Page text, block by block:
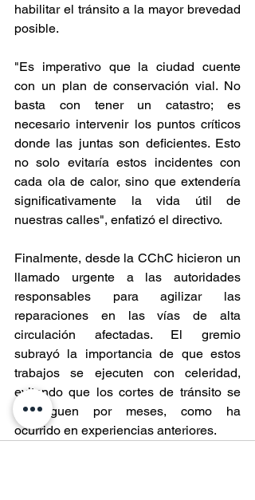
habilitar el tránsito a la mayor brevedad
posible.
"Es imperativo que la ciudad cuente
con un plan de conservación vial. No
basta con tener un catastro; es
necesario intervenir los puntos críticos
donde las juntas son deficientes. Esto
no solo evitaría estos incidentes con
cada ola de calor, sino que extendería
significativamente la vida útil de
nuestras calles", enfatizó el directivo.
Finalmente, desde la CChC hicieron un
llamado urgente a las autoridades
responsables para agilizar las
reparaciones en las vías de alta
circulación afectadas. El gremio
subrayó la importancia de que estos
trabajos se ejecuten con celeridad,
evitando que los cortes de tránsito se
prolonguen por meses, como ha
ocurrido en experiencias anteriores.